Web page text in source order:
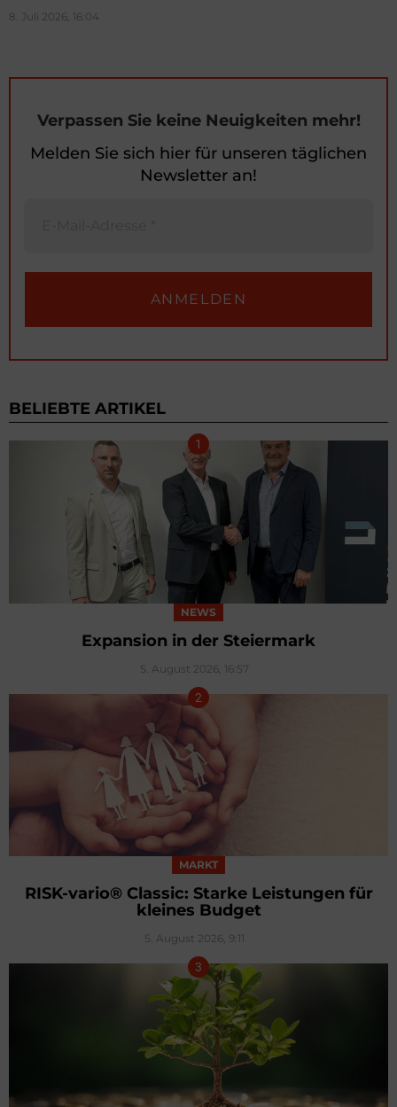
8. Juli 2026, 16:04
Verpassen Sie keine Neuigkeiten mehr!
Melden Sie sich hier für unseren täglichen
Newsletter an!
BELIEBTE ARTIKEL
NEWS
Expansion in der Steiermark
5. August 2026, 16:57
MARKT
RISK-vario® Classic: Starke Leistungen für
kleines Budget
5. August 2026, 9:11